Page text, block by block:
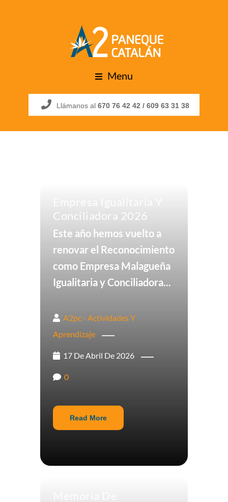
Menu
Llámanos al 670 76 42 42 / 609 63 31 38
Conciliadora 2026
Este año hemos vuelto a
renovar el Reconocimiento
como Empresa Malagueña
Igualitaria y Conciliadora...
A2pc - Actividades Y
Aprendizaje
17 De Abril De 2026
0
Read More